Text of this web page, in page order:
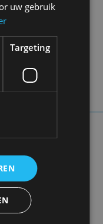
PEOPLE
WE NEED
IT
uw gebruik
Targeting